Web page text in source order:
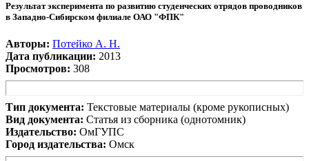
Результат эксперимента по развитию студенческих отрядов проводников
в Западно-Сибирском филиале ОАО "ФПК"
Авторы: Потейко А. Н.
Дата публикации: 2013
Просмотров: 308
Тип документа: Текстовые материалы (кроме рукописных)
Вид документа: Статья из сборника (однотомник)
Издательство: ОмГУПС
Город издательства: Омск